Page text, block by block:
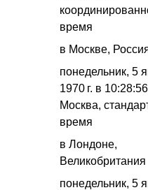
время
в Москве,
понедельник, 5
1970 г. в 10:28:56
Москва,
время
в Лондоне,
Великобритания
понедельник, 5